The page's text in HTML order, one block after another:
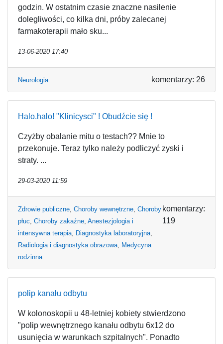
godzin. W ostatnim czasie znaczne nasilenie
dolegliwości, co kilka dni, próby zalecanej
farmakoterapii mało sku...
13-06-2020 17:40
Neurologia komentarzy: 26
Halo.halo! "Klinicysci" ! Obudźcie się !
Czyżby obalanie mitu o testach?? Mnie to
przekonuje. Teraz tylko należy podliczyć zyski i
straty. ...
29-03-2020 11:59
Zdrowie publiczne, Choroby wewnętrzne, Choroby
płuc, Choroby zakaźne, Anestezjologia i
intensywna terapia, Diagnostyka laboratoryjna,
Radiologia i diagnostyka obrazowa, Medycyna
rodzinna
komentarzy:
119
polip kanału odbytu
W kolonoskopii u 48-letniej kobiety stwierdzono
"polip wewnętrznego kanału odbytu 6x12 do
usunięcia w warunkach szpitalnych". Ponadto